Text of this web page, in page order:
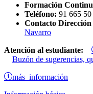
Formación
Teléfono: 91 665 50
Contacto Dirección
Navarro
Atención al estudiante:
Buzón de sugerencias,
más información